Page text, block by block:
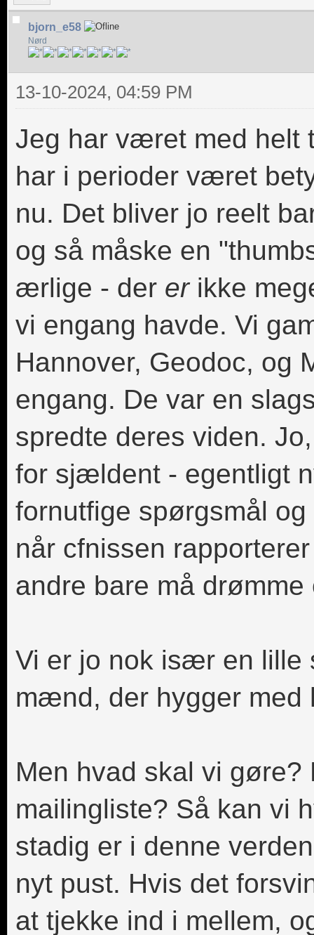
bjorn_e58
Nørd
13-10-2024, 04:59 PM
Jeg har været med helt
har i perioder været
nu. Det bliver jo reelt
og så måske en
ærlige - der erikke
vi engang havde. Vi
Hannover, Geodoc, og
engang. De var en
spredte deres viden.
for sjældent - egentligt
fornutfige spørgsmål
når cfnissen
andre bare må drømme
Vi er jo nok især en lille
mænd, der hygger med
Men hvad skal vi gøre?
mailingliste? Så kan vi
stadig er i denne
nyt pust. Hvis det
at tjekke ind i mellem,